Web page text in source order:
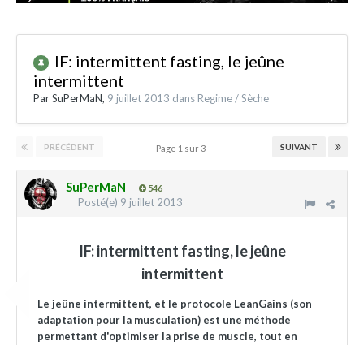
IF: intermittent fasting, le jeûne
intermittent
ParSuPerMaN, 9 juillet 2013 dans Regime / Sèche
PRÉCÉDENT SUIVANT
Page 1 sur 3
SuPerMaN 546
Posté(e) 9 juillet 2013
IF: intermittent fasting, le jeûne
intermittent
Le jeûne intermittent, et le protocole LeanGains (son
adaptation pour la musculation) est une méthode
permettant d'optimiser la prise de muscle, tout en